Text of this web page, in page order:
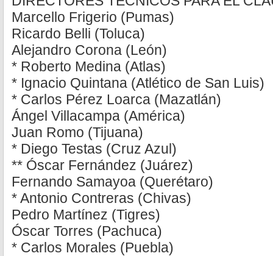
Marcello Frigerio (Pumas)
Ricardo Belli (Toluca)
Alejandro Corona (León)
* Roberto Medina (Atlas)
* Ignacio Quintana (Atlético de San Luis)
* Carlos Pérez Loarca (Mazatlán)
Ángel Villacampa (América)
Juan Romo (Tijuana)
* Diego Testas (Cruz Azul)
** Óscar Fernández (Juárez)
Fernando Samayoa (Querétaro)
* Antonio Contreras (Chivas)
Pedro Martínez (Tigres)
Óscar Torres (Pachuca)
* Carlos Morales (Puebla)